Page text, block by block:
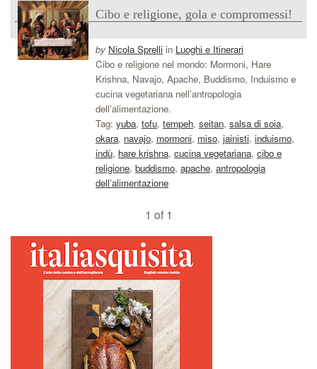
Cibo e religione, gola e compromessi!
by Nicola Sprelli in Luoghi e Itinerari
Cibo e religione nel mondo: Mormoni, Hare
Krishna, Navajo, Apache, Buddismo, Induismo e
cucina vegetariana nell’antropologia
dell’alimentazione.
Tag: yuba, tofu, tempeh, seitan, salsa di soia,
okara, navajo, mormoni, miso, jainisti, induismo,
indù, hare krishna, cucina vegetariana, cibo e
religione, buddismo, apache, antropologia
dell’alimentazione
1 of 1